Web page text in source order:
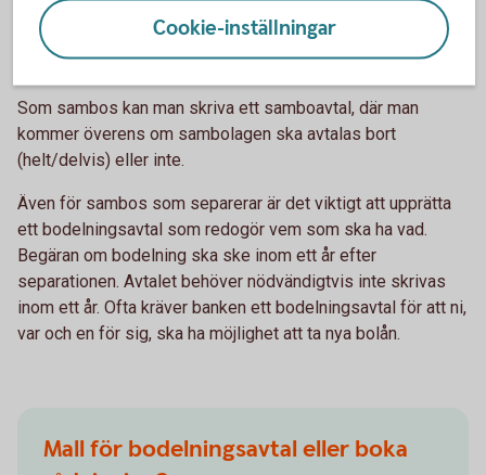
– Det spelar ingen roll om den ena parten har betalat mer än
den andra, det delas ändå lika. Därför är det bra om man
betalar hälften var på de större utgifterna, säger Madelén.
Som sambos kan man skriva ett samboavtal, där man
kommer överens om sambolagen ska avtalas bort
(helt/delvis) eller inte.
Även för sambos som separerar är det viktigt att upprätta
ett bodelningsavtal som redogör vem som ska ha vad.
Begäran om bodelning ska ske inom ett år efter
separationen. Avtalet behöver nödvändigtvis inte skrivas
inom ett år. Ofta kräver banken ett bodelningsavtal för att ni,
var och en för sig, ska ha möjlighet att ta nya bolån.
Mall för bodelningsavtal eller boka
Cookie-inställningar